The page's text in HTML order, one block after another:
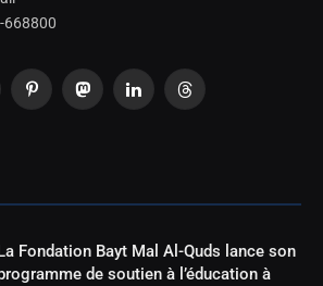
668800
PinterestMastodonLinkedInThreads
Fondation Bayt Mal Al-Quds lance son
de soutien à l’éducation à